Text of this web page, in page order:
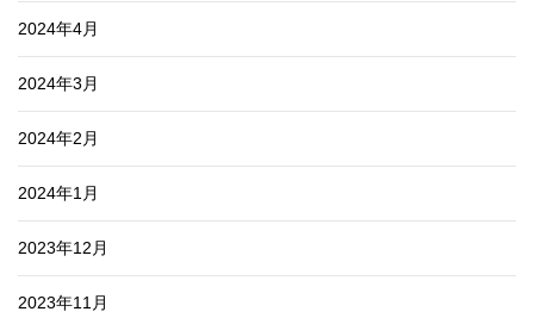
2024年4月
2024年3月
2024年2月
2024年1月
2023年12月
2023年11月